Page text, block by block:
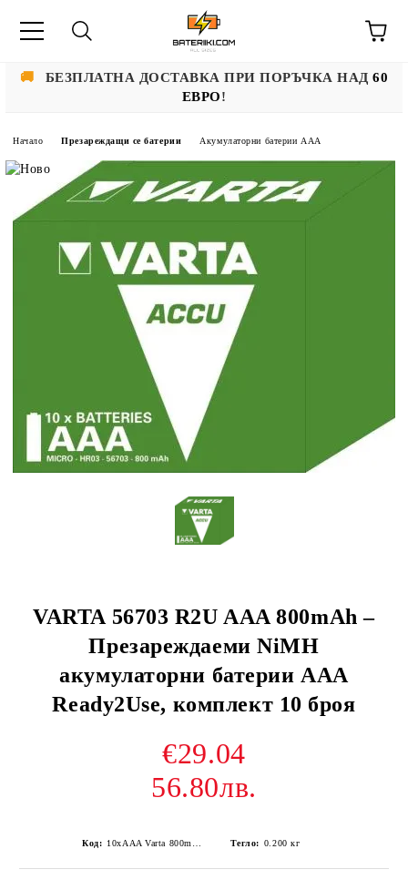
🚚 БЕЗПЛАТНА ДОСТАВКА ПРИ ПОРЪЧКА НАД60
ЕВРО!
Начало Презареждащи се батерии Акумулаторни батерии AAA
VARTA 56703 R2U AAA 800mAh –
Презареждаеми NiMH
акумулаторни батерии AAA
Ready2Use, комплект 10 броя
€29.04
56.80лв.
Код: Тегло: 0.200 кг